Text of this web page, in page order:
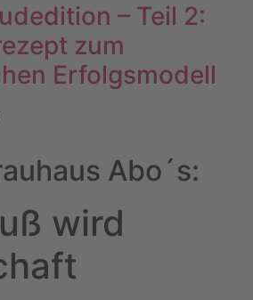
– Teil 2:
zum
Erfolgsmodell
Abo´s:
wird